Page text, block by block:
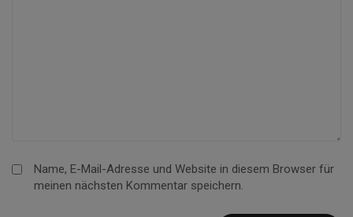
Name, E-Mail-Adresse und Website in diesem Browser für
meinen nächsten Kommentar speichern.